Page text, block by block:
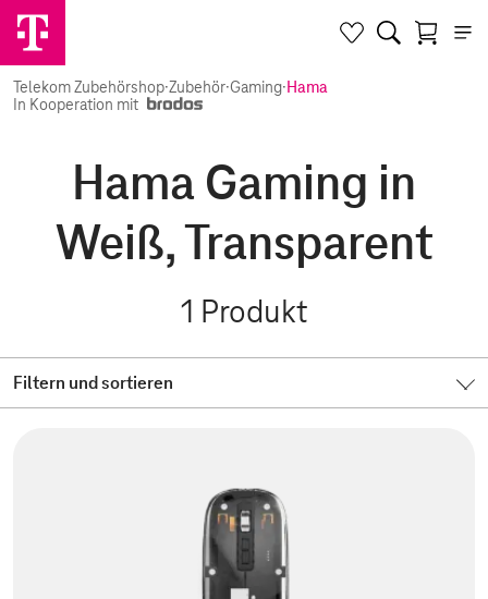
Telekom Zubehörshop·Zubehör·Gaming·Hama
In Kooperation mit
Hama Gaming in
Weiß, Transparent
1 Produkt
Filtern und sortieren